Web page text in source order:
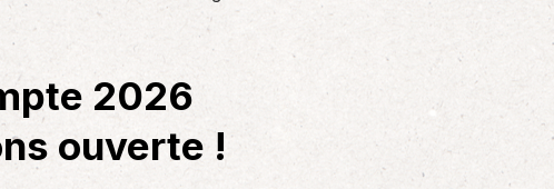
Solutions informatiques
Notre volonté de renforcer l’autonomie
de nos adhérents dans la tenue de leur
comptabilité et le…
2026
ouverte !